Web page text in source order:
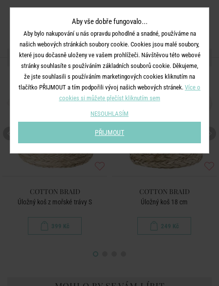
DALŠÍ PRODUKTY ZE SÉRIE
COTTON BRAID
Úložný koš z mořské trávy S
399 Kč
COTTON BRAID
Úložný koš 18 cm
249 Kč
Aby vše dobře fungovalo...
Aby bylo nakupování u nás opravdu pohodlné a snadné, používáme na
našich webových stránkách soubory cookie. Cookies jsou malé soubory,
které jsou dočasně uloženy ve vašem prohlížeči. Návštěvou této webové
stránky souhlasíte s používáním základních souborů cookie. Děkujeme,
že jste souhlasili s používáním marketingových cookies kliknutím na
tlačítko PŘIJMOUT a tím podpořili vývoj našich webových stránek. Více o
cookies si můžete přečíst kliknutím sem
NESOUHLASÍM
PŘIJMOUT